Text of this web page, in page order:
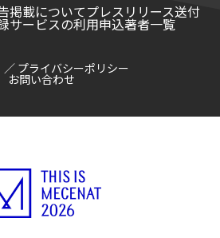
掲載についてプレスリリース送付
サービスの利用申込著者一覧
プライバシーポリシー
お問い合わせ